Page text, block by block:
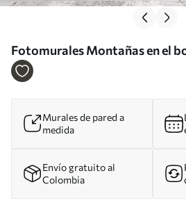
Fotomurales Montañas en el
u95994
Murales de pared a
medida
Envío gratuito al
Colombia